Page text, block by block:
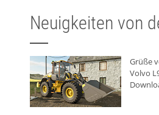
Neuigkeiten von
Grüße
Volvo